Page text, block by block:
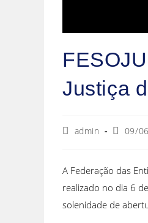
Justiça
admin 09/
A Federação das
realizado no dia 6
solenidade de